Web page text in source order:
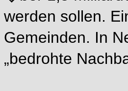
werden sollen.
Gemeinden. In
„bedrohte